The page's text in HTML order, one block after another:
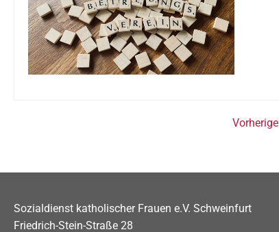
Vorherige
Sozialdienst katholischer Frauen e.V. Schweinfurt
Friedrich-Stein-Straße 28